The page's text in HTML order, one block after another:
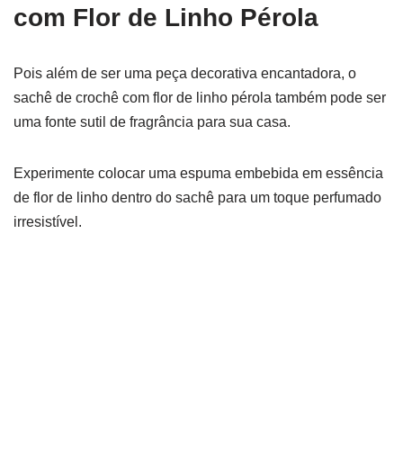
com Flor de Linho Pérola
Pois além de ser uma peça decorativa encantadora, o
sachê de crochê com flor de linho pérola também pode ser
uma fonte sutil de fragrância para sua casa.
Experimente colocar uma espuma embebida em essência
de flor de linho dentro do sachê para um toque perfumado
irresistível.